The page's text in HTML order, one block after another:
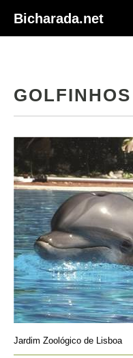
Bicharada.net
Jardim Zoológico de Lisboa